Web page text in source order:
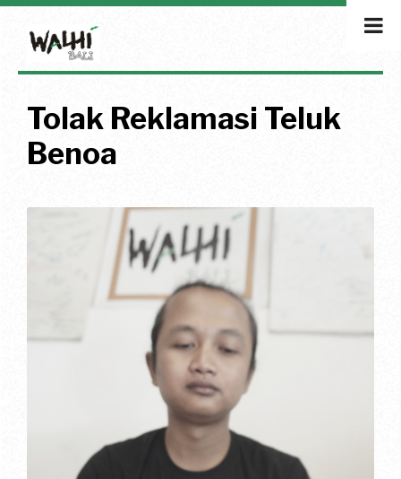
Tolak Reklamasi Teluk
Benoa